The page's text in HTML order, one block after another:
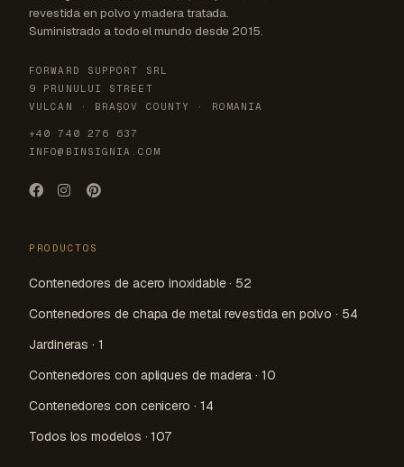
revestida en polvo y madera tratada.
Suministrado a todo el mundo desde 2015.
FORWARD SUPPORT SRL
9 PRUNULUI STREET
VULCAN · BRAȘOV COUNTY · ROMANIA
+40 740 276 637
INFO@BINSIGNIA.COM
PRODUCTOS
Contenedores de acero inoxidable · 52
Contenedores de chapa de metal revestida en polvo · 54
Jardineras · 1
Contenedores con apliques de madera · 10
Contenedores con cenicero · 14
Todos los modelos · 107